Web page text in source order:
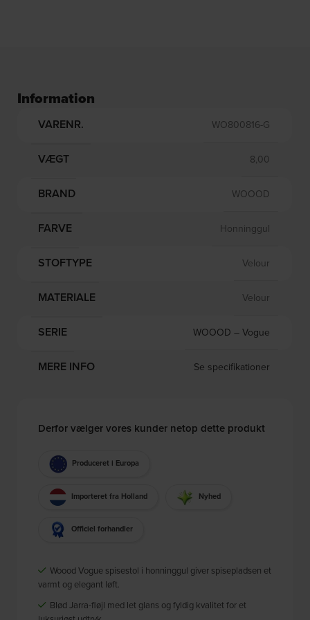
Information
VARENR. WO800816-G
VÆGT 8,00
BRAND WOOOD
FARVE Honninggul
STOFTYPE Velour
MATERIALE Velour
SERIE WOOOD – Vogue
MERE INFO Se specifikationer
Derfor vælger vores kunder netop dette produkt
Produceret i Europa
Importeret fra Holland Nyhed
Officiel forhandler
Woood Vogue spisestol i honninggul giver spisepladsen et
varmt og elegant løft.
Blød Jarra-fløjl med let glans og fyldig kvalitet for et